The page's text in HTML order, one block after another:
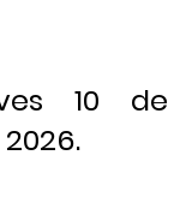
10 de